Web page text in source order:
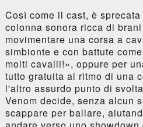
Così come il cast, è
colonna sonora ricca di
movimentare una corsa a
simbionte e con battute
molti cavalli!», oppure per
tutto gratuita al ritmo di una
l'altro assurdo punto di
Venom decide, senza alcun
scappare per ballare,